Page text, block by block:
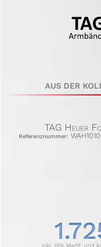
AUS DER
TAG Heuer
Referenznummer: